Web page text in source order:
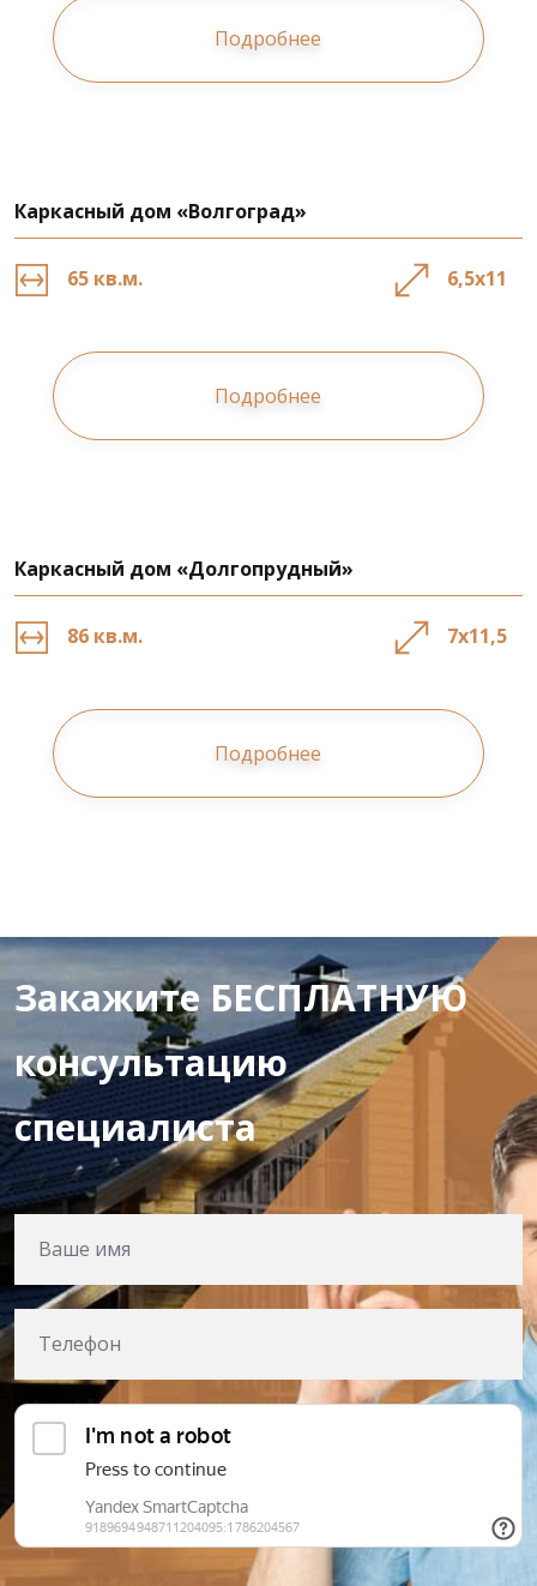
Подробнее
Каркасный дом «Волгоград»
65 кв.м. 6,5х11
Подробнее
Каркасный дом «Долгопрудный»
86 кв.м. 7х11,5
Подробнее
Закажите БЕСПЛАТНУЮ
консультацию
специалиста